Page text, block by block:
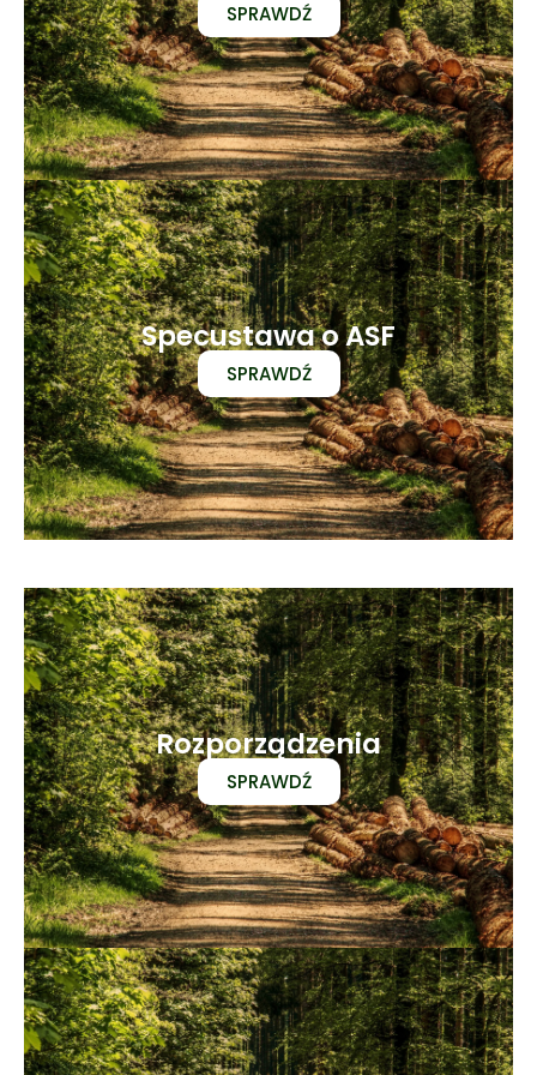
SPRAWDŹ
Specustawa o ASF
SPRAWDŹ
Rozporządzenia
SPRAWDŹ